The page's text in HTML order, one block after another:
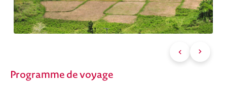
Programme de voyage